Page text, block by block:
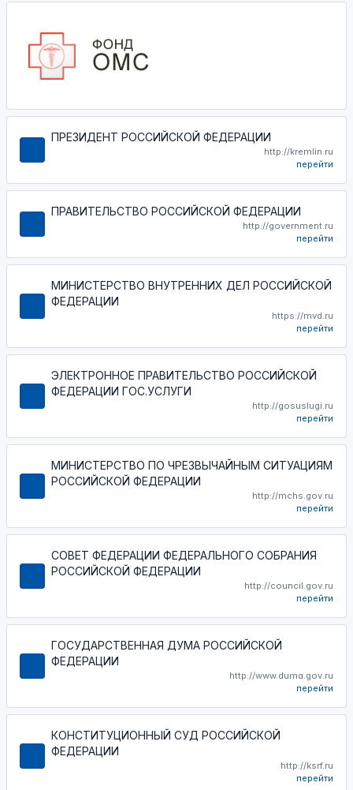
ПРЕЗИДЕНТ РОССИЙСКОЙ ФЕДЕРАЦИИ
http://kremlin.ru
перейти
ПРАВИТЕЛЬСТВО РОССИЙСКОЙ ФЕДЕРАЦИИ
http://government.ru
перейти
МИНИСТЕРСТВО ВНУТРЕННИХ ДЕЛ РОССИЙСКОЙ
ФЕДЕРАЦИИ
https://mvd.ru
перейти
ЭЛЕКТРОННОЕ ПРАВИТЕЛЬСТВО РОССИЙСКОЙ
ФЕДЕРАЦИИ ГОС.УСЛУГИ
http://gosuslugi.ru
перейти
МИНИСТЕРСТВО ПО ЧРЕЗВЫЧАЙНЫМ СИТУАЦИЯМ
РОССИЙСКОЙ ФЕДЕРАЦИИ
http://mchs.gov.ru
перейти
СОВЕТ ФЕДЕРАЦИИ ФЕДЕРАЛЬНОГО СОБРАНИЯ
РОССИЙСКОЙ ФЕДЕРАЦИИ
http://council.gov.ru
перейти
ГОСУДАРСТВЕННАЯ ДУМА РОССИЙСКОЙ
ФЕДЕРАЦИИ
http://www.duma.gov.ru
перейти
КОНСТИТУЦИОННЫЙ СУД РОССИЙСКОЙ
ФЕДЕРАЦИИ
http://ksrf.ru
перейти